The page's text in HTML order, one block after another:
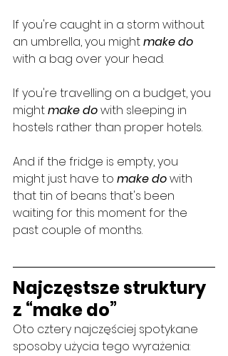
If you're caught in a storm without
an umbrella, you might make do
with a bag over your head.
If you're travelling on a budget, you
might make do with sleeping in
hostels rather than proper hotels.
And if the fridge is empty, you
might just have to make dowith
that tin of beans that's been
waiting for this moment for the
past couple of months.
Najczęstsze struktury
z “make do”
Oto cztery najczęściej spotykane
sposoby użycia tego wyrażenia: